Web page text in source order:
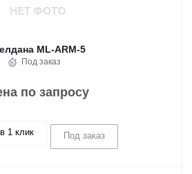
ML-ARM-5
Под заказ
по запросу
1 клик Под заказ